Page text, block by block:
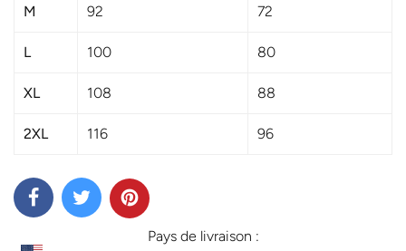
M 92 72
L 100 80
XL 108 88
2XL 116 96
Pays de livraison :